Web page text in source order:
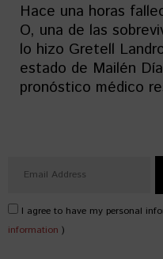
Hace una horas
O, una de las
lo hizo Gretell
estado de Mailén
pronóstico médico
I agree to have my personal
information )